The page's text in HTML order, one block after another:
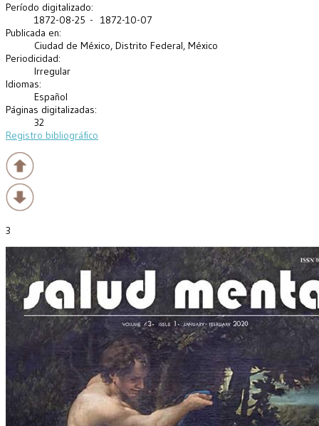
Período digitalizado:
1872-08-25 - 1872-10-07
Publicada en:
Ciudad de México, Distrito Federal, México
Periodicidad:
Irregular
Idiomas:
Español
Páginas digitalizadas:
32
Registro bibliográfico
3